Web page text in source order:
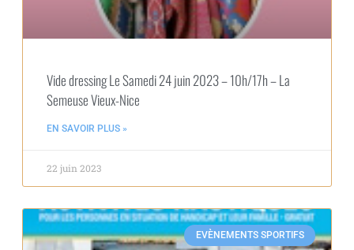
Vide dressing Le Samedi 24 juin 2023 – 10h/17h – La
Semeuse Vieux-Nice
EN SAVOIR PLUS »
22 juin 2023
EVÈNEMENTS SPORTIFS